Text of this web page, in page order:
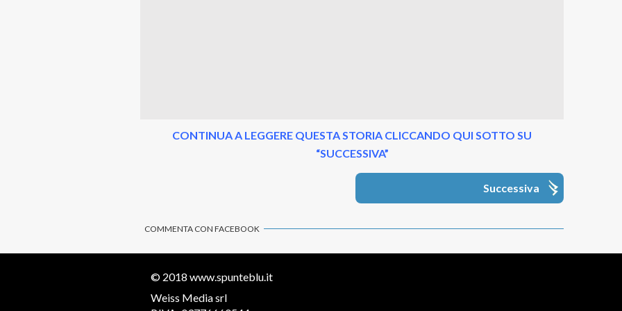
CONTINUA A LEGGERE QUESTA STORIA CLICCANDO QUI SOTTO SU
“SUCCESSIVA”
Successiva
COMMENTA CON FACEBOOK
© 2018 www.spunteblu.it
Weiss Media srl